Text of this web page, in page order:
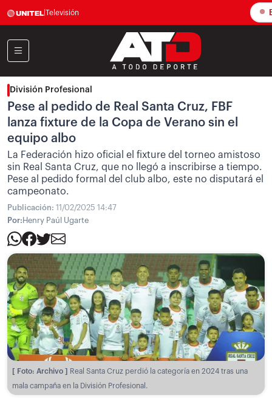
Televisión
División Profesional
Pese al pedido de Real Santa Cruz, FBF
lanza fixture de la Copa de Verano sin el
equipo albo
La Federación hizo oficial el fixture del torneo amistoso
sin Real Santa Cruz, que no llegó a inscribirse a tiempo.
Pese al pedido formal del club albo, este no disputará el
campeonato.
Publicación: 11/02/2025 14:47
Por: Henry Paúl Ugarte
[ Foto: Archivo ]
Real Santa Cruz perdió la categoría en 2024 tras una
mala campaña en la División Profesional.